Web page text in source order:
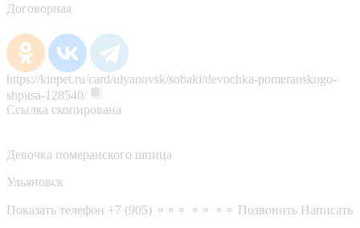
Договорная
https://kinpet.ru/card/ulyanovsk/sobaki/devochka-pomeranskogo-
shpitsa-128540/
Ссылка скопирована
Девочка померанского шпица
Ульяновск
Показать телефон +7 (905) ⚬⚬⚬ ⚬⚬ ⚬⚬ Позвонить Написать